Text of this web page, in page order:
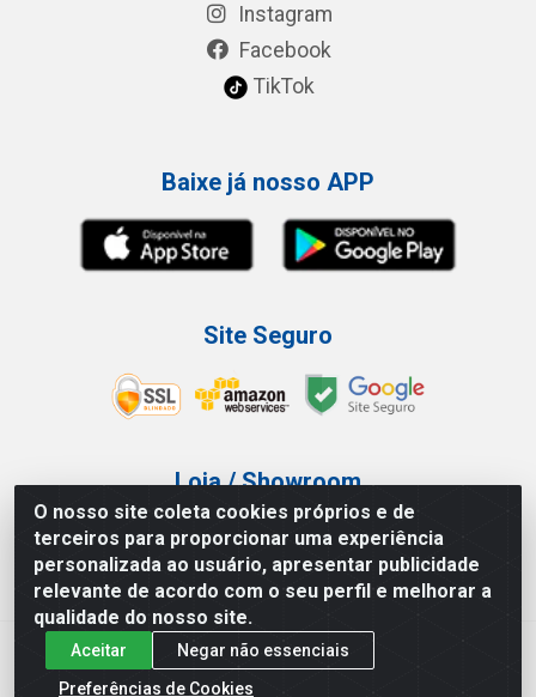
O nosso site coleta cookies próprios e de
terceiros para proporcionar uma experiência
personalizada ao usuário, apresentar publicidade
relevante de acordo com o seu perfil e melhorar a
qualidade do nosso site.
Aceitar
Negar não essenciais
Preferências de Cookies
Instagram
Facebook
TikTok
Baixe já nosso APP
Site Seguro
Loja / Showroom
Tel.: (11) 3227-0546
Av Vautier, 587/597 - Pari - São Paulo/SP
Atef Distribuidora LTDA - Av. Vautier, 585/597 - Pari - São
Paulo/SP - CEP 03.032-000 - CNPJ 27.717.135/0001-29